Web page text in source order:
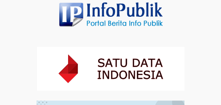
Doa Kebangsaan Datang Lebih Awal
30-07-2026 21:07